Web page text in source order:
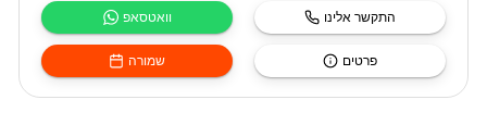
וואטסאפ התקשר אלינו
שמורה פרטים